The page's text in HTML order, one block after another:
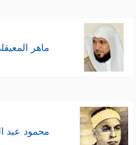
ماهر
محمود عبد